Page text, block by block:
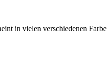
in vielen verschiedenen